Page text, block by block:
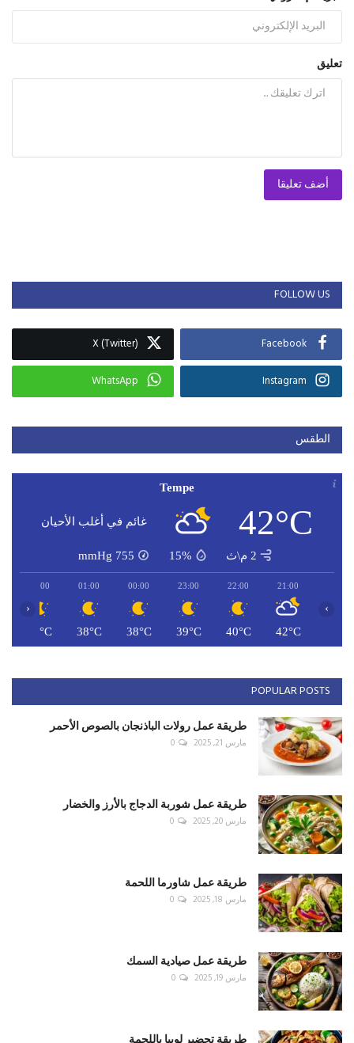
تعليق
أضف تعليقا
FOLLOW US
Facebook
X (Twitter)
Instagram
WhatsApp
الطقس
Tempe
42°C غائم في أغلب الأحيان
2 م\ث 15%
755
mmHg
21:00
42°C
22:00
40°C
23:00
39°C
00:00
38°C
01:00
38°C
02:00
36°C
‹ ›
POPULAR POSTS
طريقة عمل رولات الباذنجان بالصوص الأحمر
مارس 21, 2025 0
طريقة عمل شوربة الدجاج بالأرز والخضار
مارس 20, 2025 0
طريقة عمل شاورما اللحمة
مارس 18, 2025 0
طريقة عمل صيادية السمك
مارس 19, 2025 0
طريقة تحضير لوبيا باللحمة